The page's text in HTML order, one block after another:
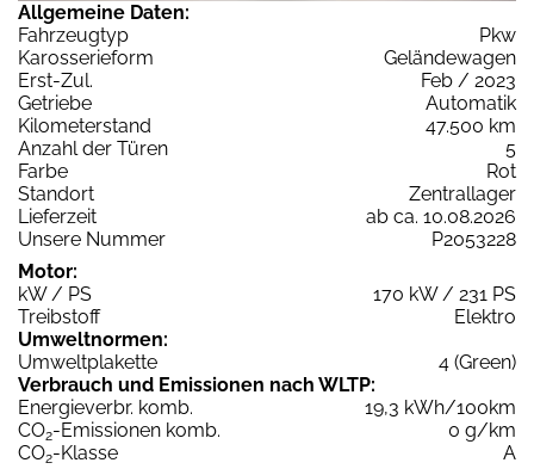
Allgemeine Daten:
Fahrzeugtyp
Pkw
Karosserieform
Geländewagen
Erst-Zul.
Feb / 2023
Getriebe
Automatik
Kilometerstand
47.500 km
Anzahl der Türen
5
Farbe
Rot
Standort
Zentrallager
Lieferzeit
ab ca. 10.08.2026
Unsere Nummer
P2053228
Motor:
kW / PS
170 kW / 231 PS
Treibstoff
Elektro
Umweltnormen:
Umweltplakette
4 (Green)
Verbrauch und Emissionen nach WLTP:
Energieverbr. komb.
19,3 kWh/100km
CO2-Emissionen komb.
0 g/km
CO2-Klasse
A